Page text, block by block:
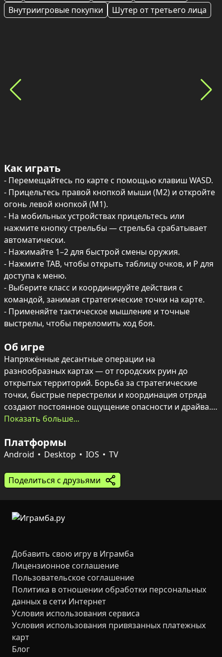
Внутриигровые покупки
Шутер от третьего лица
Как играть
- Перемещайтесь по карте с помощью клавиш WASD.
- Прицельтесь правой кнопкой мыши (M2) и откройте
огонь левой кнопкой (M1).
- На мобильных устройствах прицельтесь или
нажмите кнопку стрельбы — стрельба срабатывает
автоматически.
- Нажимайте 1–2 для быстрой смены оружия.
- Нажмите TAB, чтобы открыть таблицу очков, и P для
доступа к меню.
- Выберите класс и координируйте действия с
командой, занимая стратегические точки на карте.
- Применяйте тактическое мышление и точные
выстрелы, чтобы переломить ход боя.
Об игре
Напряжённые десантные операции на
разнообразных картах — от городских руин до
открытых территорий. Борьба за стратегические
точки, быстрые перестрелки и координация отряда
создают постоянное ощущение опасности и драйва.
простор для тактики: точные выстрелы, засадные
манёвры и совместные атаки. Звуковое оформление и
принятое решение может кардинально изменить
исход сражения.
Показать больше...
Платформы
Android Desktop IOS TV
Поделиться с друзьями
Добавить свою игру в Играмба
Лицензионное соглашение
Пользовательское соглашение
Политика в отношении обработки персональных
данных в сети Интернет
Условия использования сервиса
Условия использования привязанных платежных
карт
Блог